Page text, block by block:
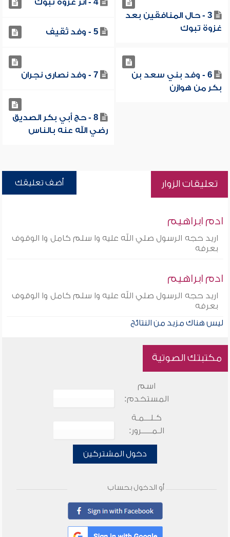
3 - حال المنافقين بعد
غزوة تبوك
4 - أثر غزوة تبوك
5 - وفد ثقيف
6 - وفد بني سعد بن
بكر من هوازن
7 - وفد نصارى نجران
8 - حج أبي بكر الصديق
رضي الله عنه بالناس
تعليقات الزوار أضف تعليقك
ادم ابراهيم
اريد حجه الرسول صلي الله عليه وا سلم كامل وا الوقوف
بعرفه
ادم ابراهيم
اريد حجه الرسول صلي الله عليه وا سلم كامل وا الوقوف
بعرفه
ليس هناك مزيد من النتائج
مكتبتك الصوتية
اسم
المستخدم:
كـلـــمـة
الـمـــــرور:
دخول المشتركين
أو الدخول بحساب